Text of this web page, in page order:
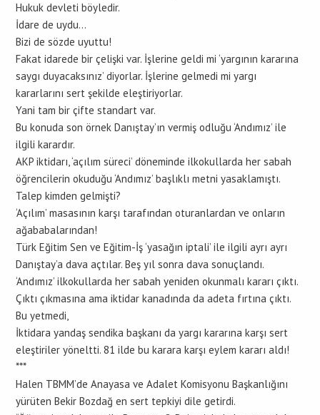
Hukuk devleti böyledir.
İdare de uydu…
Bizi de sözde uyuttu!
Fakat idarede bir çelişki var. İşlerine geldi mi ‘yargının kararına
saygı duyacaksınız’ diyorlar. İşlerine gelmedi mi yargı
kararlarını sert şekilde eleştiriyorlar.
Yani tam bir çifte standart var.
Bu konuda son örnek Danıştay’ın vermiş odluğu ‘Andımız’ ile
ilgili karardır.
AKP iktidarı, ‘açılım süreci’ döneminde ilkokullarda her sabah
öğrencilerin okuduğu ‘Andımız’ başlıklı metni yasaklamıştı.
Talep kimden gelmişti?
‘Açılım’ masasının karşı tarafından oturanlardan ve onların
ağababalarından!
Türk Eğitim Sen ve Eğitim-İş ‘yasağın iptali’ ile ilgili ayrı ayrı
Danıştay’a dava açtılar. Beş yıl sonra dava sonuçlandı.
‘Andımız’ ilkokullarda her sabah yeniden okunmalı kararı çıktı.
Çıktı çıkmasına ama iktidar kanadında da adeta fırtına çıktı.
Bu yetmedi,
İktidara yandaş sendika başkanı da yargı kararına karşı sert
eleştiriler yöneltti. 81 ilde bu karara karşı eylem kararı aldı!
***
Halen TBMM’de Anayasa ve Adalet Komisyonu Başkanlığını
yürüten Bekir Bozdağ en sert tepkiyi dile getirdi.